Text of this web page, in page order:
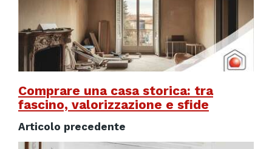
Comprare una casa storica: tra
fascino, valorizzazione e sfide
Articolo precedente